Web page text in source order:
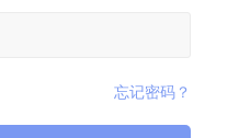
忘记密码？